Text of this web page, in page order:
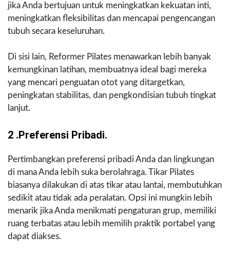
jika Anda bertujuan untuk meningkatkan kekuatan inti,
meningkatkan fleksibilitas dan mencapai pengencangan
tubuh secara keseluruhan.
Di sisi lain, Reformer Pilates menawarkan lebih banyak
kemungkinan latihan, membuatnya ideal bagi mereka
yang mencari penguatan otot yang ditargetkan,
peningkatan stabilitas, dan pengkondisian tubuh tingkat
lanjut.
2 .Preferensi Pribadi.
Pertimbangkan preferensi pribadi Anda dan lingkungan
di mana Anda lebih suka berolahraga. Tikar Pilates
biasanya dilakukan di atas tikar atau lantai, membutuhkan
sedikit atau tidak ada peralatan. Opsi ini mungkin lebih
menarik jika Anda menikmati pengaturan grup, memiliki
ruang terbatas atau lebih memilih praktik portabel yang
dapat diakses.